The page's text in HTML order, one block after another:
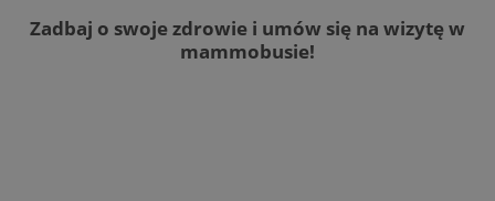
Zadbaj o swoje zdrowie i umów się na wizytę w
mammobusie!